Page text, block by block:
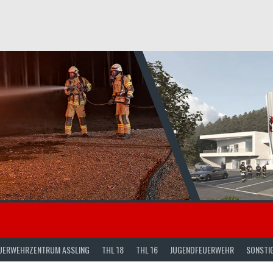
ASSLING THL 18 THL 16 JUGENDFEUERWEHR